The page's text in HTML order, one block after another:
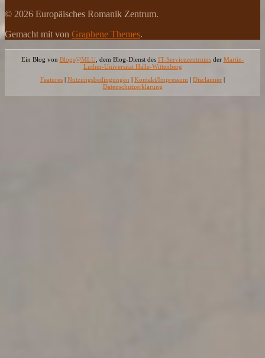
© 2026 Europäisches Romanik Zentrum.
Gemacht mit von Graphene Themes.
Ein Blog von Blogs@MLU, dem Blog-Dienst des IT-Servicezentrumsder Martin-
Luther-Universität Halle-Wittenberg
Features | Nutzungsbedingungen | Kontakt/Impressum | Disclaimer |
Datenschutzerklärung